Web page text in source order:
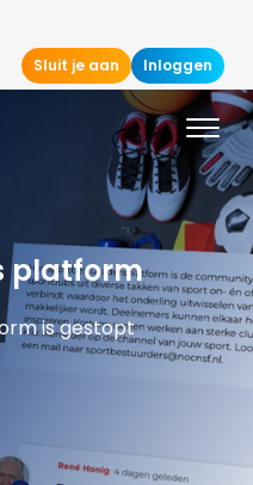
Sluit je aan Inloggen
platform
is gestopt